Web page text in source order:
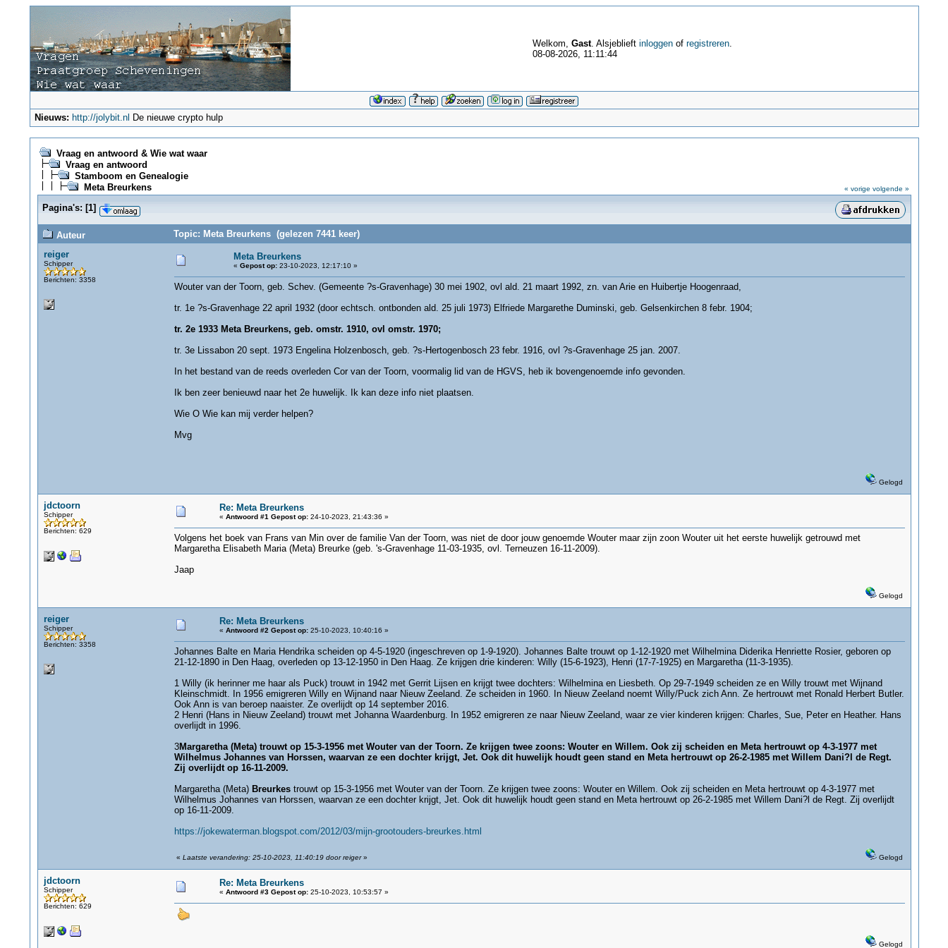
Welkom, Gast. Alsjeblieft inloggenof registreren.
08-08-2026, 11:11:44
Nieuws: http://jolybit.nl De nieuwe crypto hulp
Vraag en antwoord & Wie wat waar
Vraag en antwoord
Stamboom en Genealogie
Meta Breurkens
« vorige volgende »
Pagina's: [1]
Auteur
Topic: Meta Breurkens (gelezen 7441 keer)
reiger
Schipper
Berichten: 3358
Meta Breurkens
« Gepost op:23-10-2023, 12:17:10 »
Wouter van der Toorn, geb. Schev. (Gemeente ?s-Gravenhage) 30 mei 1902, ovl ald. 21 maart 1992, zn. van Arie en Huibertje Hoogenraad,
tr. 1e ?s-Gravenhage 22 april 1932 (door echtsch. ontbonden ald. 25 juli 1973) Elfriede Margarethe Duminski, geb. Gelsenkirchen 8 febr. 1904;
tr. 2e 1933 Meta Breurkens, geb. omstr. 1910, ovl omstr. 1970;
tr. 3e Lissabon 20 sept. 1973 Engelina Holzenbosch, geb. ?s-Hertogenbosch 23 febr. 1916, ovl ?s-Gravenhage 25 jan. 2007.
In het bestand van de reeds overleden Cor van der Toorn, voormalig lid van de HGVS, heb ik bovengenoemde info gevonden.
Ik ben zeer benieuwd naar het 2e huwelijk. Ik kan deze info niet plaatsen.
Wie O Wie kan mij verder helpen?
Mvg
Gelogd
jdctoorn
Schipper
Berichten: 629
Re: Meta Breurkens
« Antwoord #1 Gepost op:24-10-2023, 21:43:36 »
Volgens het boek van Frans van Min over de familie Van der Toorn, was niet de door jouw genoemde Wouter maar zijn zoon Wouter uit het eerste huwelijk getrouwd met
Margaretha Elisabeth Maria (Meta) Breurke (geb. 's-Gravenhage 11-03-1935, ovl. Terneuzen 16-11-2009).
Jaap
Gelogd
reiger
Schipper
Berichten: 3358
Re: Meta Breurkens
« Antwoord #2 Gepost op:25-10-2023, 10:40:16 »
Johannes Balte en Maria Hendrika scheiden op 4-5-1920 (ingeschreven op 1-9-1920). Johannes Balte trouwt op 1-12-1920 met Wilhelmina Diderika Henriette Rosier, geboren op
21-12-1890 in Den Haag, overleden op 13-12-1950 in Den Haag. Ze krijgen drie kinderen: Willy (15-6-1923), Henri (17-7-1925) en Margaretha (11-3-1935).
1 Willy (ik herinner me haar als Puck) trouwt in 1942 met Gerrit Lijsen en krijgt twee dochters: Wilhelmina en Liesbeth. Op 29-7-1949 scheiden ze en Willy trouwt met Wijnand
Kleinschmidt. In 1956 emigreren Willy en Wijnand naar Nieuw Zeeland. Ze scheiden in 1960. In Nieuw Zeeland noemt Willy/Puck zich Ann. Ze hertrouwt met Ronald Herbert Butler.
Ook Ann is van beroep naaister. Ze overlijdt op 14 september 2016.
2 Henri (Hans in Nieuw Zeeland) trouwt met Johanna Waardenburg. In 1952 emigreren ze naar Nieuw Zeeland, waar ze vier kinderen krijgen: Charles, Sue, Peter en Heather. Hans
overlijdt in 1996.
3Margaretha (Meta) trouwt op 15-3-1956 met Wouter van der Toorn. Ze krijgen twee zoons: Wouter en Willem. Ook zij scheiden en Meta hertrouwt op 4-3-1977 met
Wilhelmus Johannes van Horssen, waarvan ze een dochter krijgt, Jet. Ook dit huwelijk houdt geen stand en Meta hertrouwt op 26-2-1985 met Willem Dani?l de Regt.
Zij overlijdt op 16-11-2009.
Margaretha (Meta) Breurkestrouwt op 15-3-1956 met Wouter van der Toorn. Ze krijgen twee zoons: Wouter en Willem. Ook zij scheiden en Meta hertrouwt op 4-3-1977 met
Wilhelmus Johannes van Horssen, waarvan ze een dochter krijgt, Jet. Ook dit huwelijk houdt geen stand en Meta hertrouwt op 26-2-1985 met Willem Dani?l de Regt. Zij overlijdt
op 16-11-2009.
https://jokewaterman.blogspot.com/2012/03/mijn-grootouders-breurkes.html
« Laatste verandering: 25-10-2023, 11:40:19 door reiger» Gelogd
jdctoorn
Schipper
Berichten: 629
Re: Meta Breurkens
« Antwoord #3 Gepost op:25-10-2023, 10:53:57 »
Gelogd